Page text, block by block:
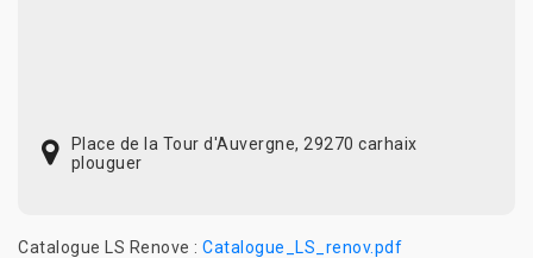
Place de la Tour d'Auvergne, 29270 carhaix
plouguer
Catalogue LS Renove : Catalogue_LS_renov.pdf